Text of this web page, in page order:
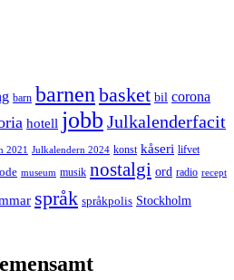
barn barnen basket bil corona
hotell jobb Julkalenderfacit
2021 Julkalendern 2024 konst kåseri lifvet
museum musik nostalgi ord radio recept
språk språkpolis Stockholm